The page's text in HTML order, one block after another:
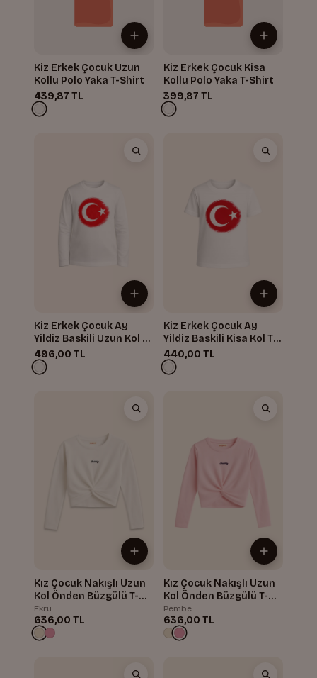
Kiz Erkek Çocuk Uzun
Kollu Polo Yaka T-Shirt
439,87 TL
Kiz Erkek Çocuk Kisa
Kollu Polo Yaka T-Shirt
399,87 TL
Kiz Erkek Çocuk Ay
Yildiz Baskili Uzun Kol T-
shirt
496,00 TL
Kiz Erkek Çocuk Ay
Yildiz Baskili Kisa Kol T-
shirt
440,00 TL
Kız Çocuk Nakışlı Uzun
Kol Önden Büzgülü T-
shirt
Ekru
636,00 TL
Kız Çocuk Nakışlı Uzun
Kol Önden Büzgülü T-
shirt
Pembe
636,00 TL